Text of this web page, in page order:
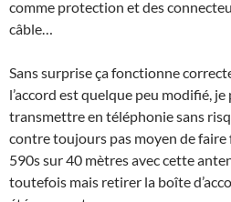
comme protection et des
câble…
Sans surprise ça fonctionne
l’accord est quelque peu modifié,
transmettre en téléphonie sans
contre toujours pas moyen de faire
590s sur 40 mètres avec cette
toutefois mais retirer la boîte